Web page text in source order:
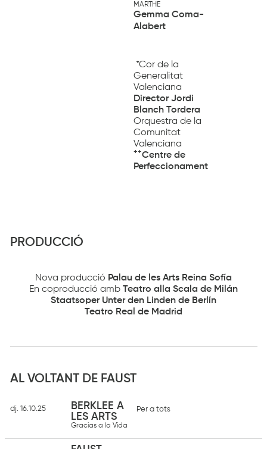
MARTHE
Gemma Coma-
Alabert
*Cor de la
Generalitat
Valenciana
DirectorJordi
Blanch Tordera
Orquestra de la
Comunitat
Valenciana
++Centre de
Perfeccionament
PRODUCCIÓ
Nova producció Palau de les Arts Reina Sofía
En coproducció amb Teatro alla Scala de Milán
Staatsoper Unter den Linden de Berlín
Teatro Real de Madrid
AL VOLTANT DE FAUST
dj. 16.10.25
BERKLEE A
LES ARTS
Gracias a la Vida
Per a tots